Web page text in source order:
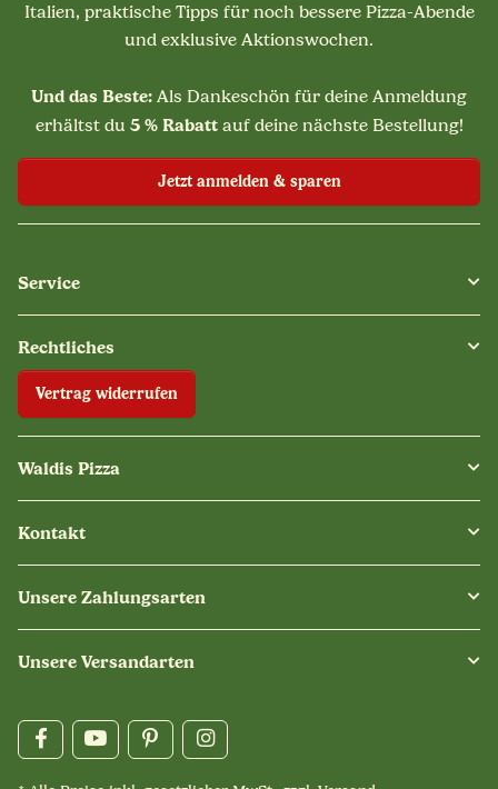
Italien, praktische Tipps für noch bessere Pizza-Abende
und exklusive Aktionswochen.
Und das Beste: Als Dankeschön für deine Anmeldung
erhältst du 5 % Rabattauf deine nächste Bestellung!
Jetzt anmelden & sparen
Service
Rechtliches
Vertrag widerrufen
Waldis Pizza
Kontakt
Unsere Zahlungsarten
Unsere Versandarten